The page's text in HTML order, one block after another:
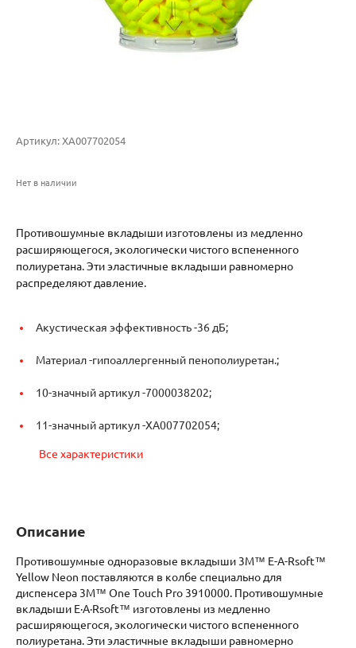
Артикул: XA007702054
Нет в наличии
Противошумные вкладыши изготовлены из медленно
расширяющегося, экологически чистого вспененного
полиуретана. Эти эластичные вкладыши равномерно
распределяют давление.
Акустическая эффективность -36 дБ;
Материал -гипоаллергенный пенополиуретан.;
10-значный артикул -7000038202;
11-значный артикул -XA007702054;
Все характеристики
Описание
Противошумные одноразовые вкладыши 3M™ E-A-Rsoft™
Yellow Neon поставляются в колбе специально для
диспенсера 3М™ One Touch Pro 3910000. Противошумные
вкладыши E·A·Rsoft™ изготовлены из медленно
расширяющегося, экологически чистого вспененного
полиуретана. Эти эластичные вкладыши равномерно